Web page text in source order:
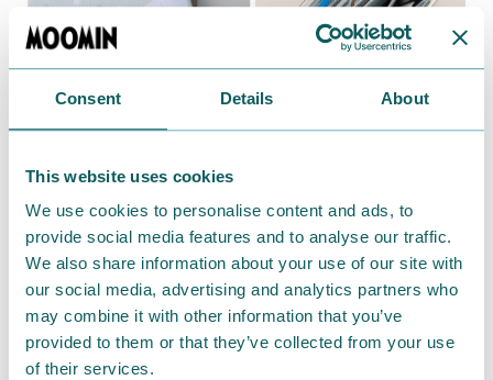
Consent Details About
This website uses cookies
We use cookies to personalise content and ads, to
provide social media features and to analyse our traffic.
We also share information about your use of our site with
our social media, advertising and analytics partners who
may combine it with other information that you’ve
provided to them or that they’ve collected from your use
of their services.
手になじむ愛らしい形と、上品なナツメ形のつまみ。
底付きポケットは持ち運び時にもコインが中で移動し
ない設計です。
〈ポケットがたくさんファイルポーチ〉
バッグの中のこまごました小物やカード類をスリムに